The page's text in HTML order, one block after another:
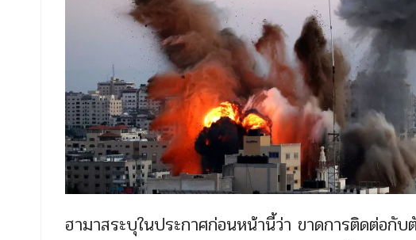
ฮามาสระบุในประกาศก่อนหน้านี้ว่า ขาดการติดต่อกั